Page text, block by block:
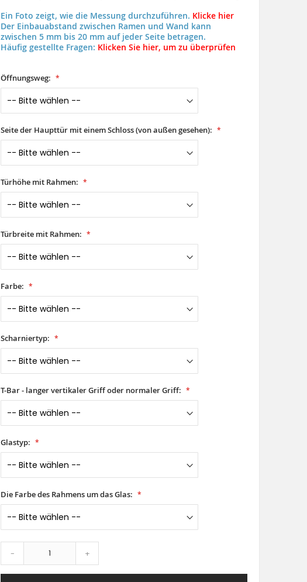
Ein Foto zeigt, wie die Messung durchzuführen. Klicke hier
Der Einbauabstand zwischen Ramen und Wand kann
zwischen 5 mm bis 20 mm auf jeder Seite betragen.
Häufig gestellte Fragen: Klicken Sie hier, um zu überprüfen
Öffnungsweg:
Seite der Haupttür mit einem Schloss (von außen gesehen):
Türhöhe mit Rahmen:
Türbreite mit Rahmen:
Farbe:
Scharniertyp:
T-Bar - langer vertikaler Griff oder normaler Griff:
Glastyp:
Die Farbe des Rahmens um das Glas:
- +